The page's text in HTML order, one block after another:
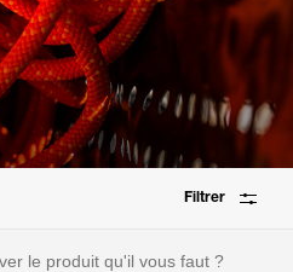
Filtrer
le produit qu'il vous faut ?